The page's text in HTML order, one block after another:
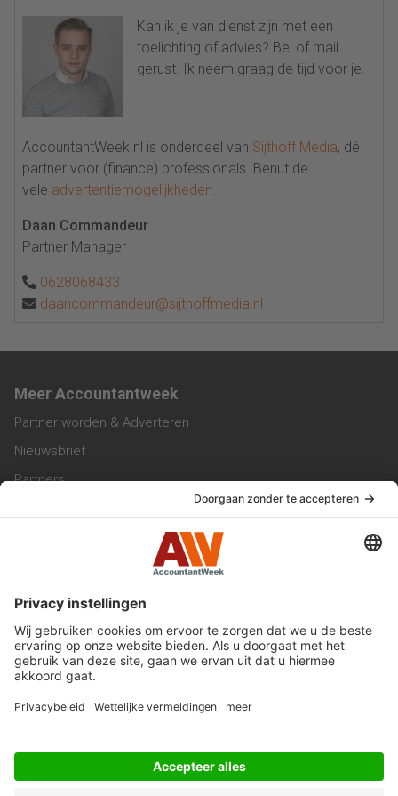
Kan ik je van dienst zijn met een
toelichting of advies? Bel of mail
gerust. Ik neem graag de tijd voor je.
AccountantWeek.nl is onderdeel van Sijthoff Media, dé
partner voor (finance) professionals. Benut de
vele advertentiemogelijkheden.
Daan Commandeur
Partner Manager
0628068433
daancommandeur@sijthoffmedia.nl
Meer Accountantweek
Partner worden & Adverteren
Nieuwsbrief
Partners
Werken bij ons
Privacy Statement
Algemene Voorwaarden
Privacyinstellingen